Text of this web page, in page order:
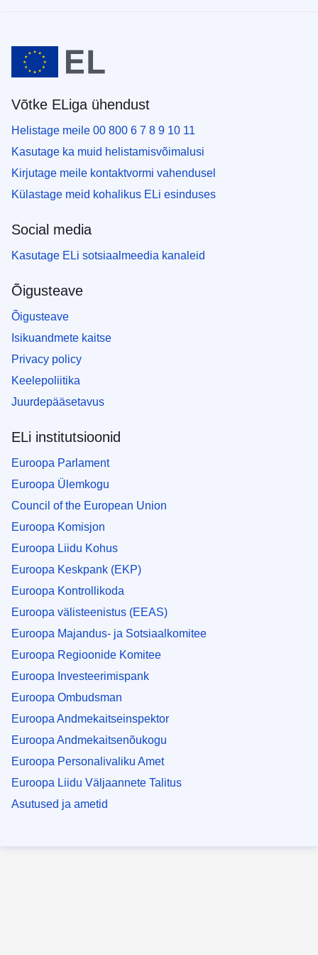
Võtke ELiga ühendust
Helistage meile 00 800 6 7 8 9 10 11
Kasutage ka muid helistamisvõimalusi
Kirjutage meile kontaktvormi vahendusel
Külastage meid kohalikus ELi esinduses
Social media
Kasutage ELi sotsiaalmeedia kanaleid
Õigusteave
Õigusteave
Isikuandmete kaitse
Privacy policy
Keelepoliitika
Juurdepääsetavus
ELi institutsioonid
Euroopa Parlament
Euroopa Ülemkogu
Council of the European Union
Euroopa Komisjon
Euroopa Liidu Kohus
Euroopa Keskpank (EKP)
Euroopa Kontrollikoda
Euroopa välisteenistus (EEAS)
Euroopa Majandus- ja Sotsiaalkomitee
Euroopa Regioonide Komitee
Euroopa Investeerimispank
Euroopa Ombudsman
Euroopa Andmekaitseinspektor
Euroopa Andmekaitsenõukogu
Euroopa Personalivaliku Amet
Euroopa Liidu Väljaannete Talitus
Asutused ja ametid